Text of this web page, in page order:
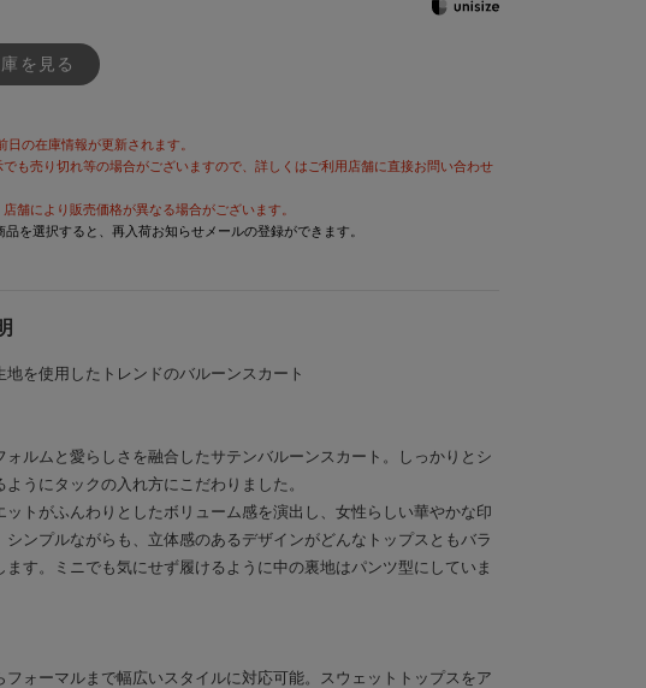
を見る
の在庫情報が更新されます。
も売り切れ等の場合がございますので、詳しくはご利用店舗に直接お問い合わせ
舗により販売価格が異なる場合がございます。
を選択すると、再入荷お知らせメールの登録ができます。
地を使用したトレンドのバルーンスカート
ォルムと愛らしさを融合したサテンバルーンスカート。しっかりとシ
ようにタックの入れ方にこだわりました。
ットがふんわりとしたボリューム感を演出し、女性らしい華やかな印
シンプルながらも、立体感のあるデザインがどんなトップスともバラ
ます。ミニでも気にせず履けるように中の裏地はパンツ型にしていま
フォーマルまで幅広いスタイルに対応可能。スウェットトップスをア